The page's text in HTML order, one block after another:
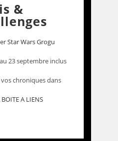
&
Star Wars Grogu
23 septembre inclus
vos chroniques dans
BOITE A LIENS